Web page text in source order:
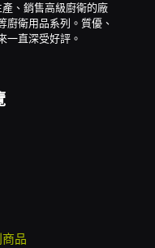
、銷售高級廚衛的廠
廚衛用品系列。質優、
一直深受好評。
品